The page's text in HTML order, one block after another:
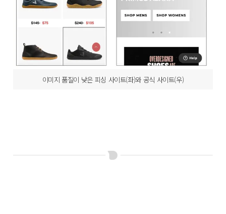
이미지 품질이 낮은 피싱 사이트(좌)와 공식 사이트(우)